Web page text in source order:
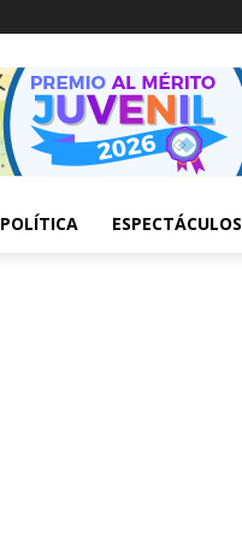
POLÍTICA ESPECTÁCULOS